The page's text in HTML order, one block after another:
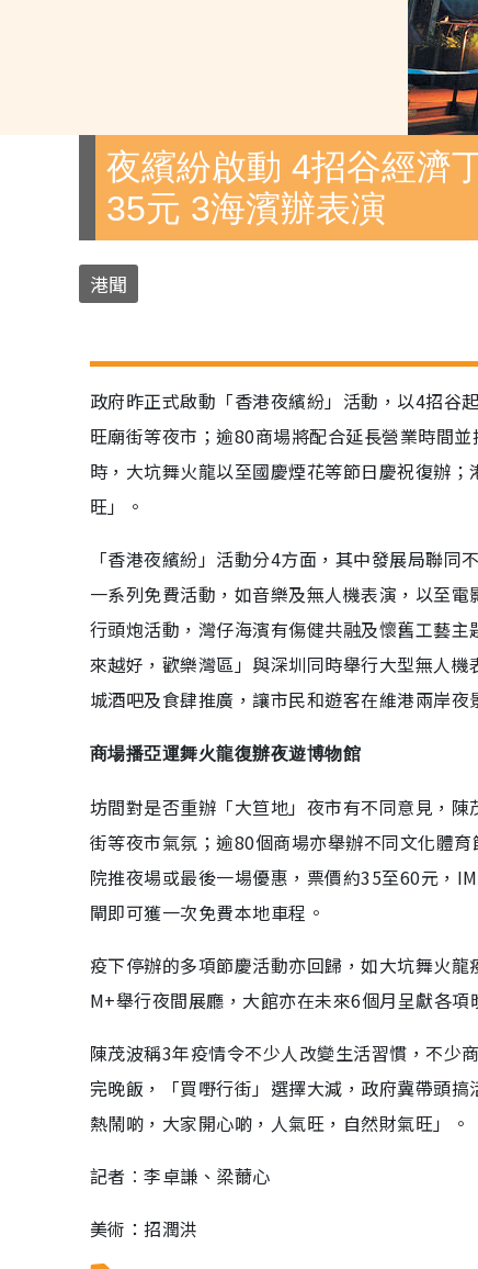
夜繽紛啟動 4招谷經濟
35元 3海濱辦表演
港聞
政府昨正式啟動「香港夜繽紛」活動，以4招谷
旺廟街等夜市；逾80商場將配合延長營業時間
時，大坑舞火龍以至國慶煙花等節日慶祝復辦
旺」。
「香港夜繽紛」活動分4方面，其中發展局聯
一系列免費活動，如音樂及無人機表演，以至
行頭炮活動，灣仔海濱有傷健共融及懷舊工藝
來越好，歡樂灣區」與深圳同時舉行大型無人
城酒吧及食肆推廣，讓市民和遊客在維港兩岸夜
商場播亞運舞火龍復辦夜遊博物館
坊間對是否重辦「大笪地」夜市有不同意見，
街等夜市氣氛；逾80個商場亦舉辦不同文化體
院推夜場或最後一場優惠，票價約35至60元，
閘即可獲一次免費本地車程。
疫下停辦的多項節慶活動亦回歸，如大坑舞火
M+舉行夜間展廳，大館亦在未來6個月呈獻各項
陳茂波稱3年疫情令不少人改變生活習慣，不少
完晚飯，「買嘢行街」選擇大減，政府冀帶頭
熱鬧啲，大家開心啲，人氣旺，自然財氣旺」。
記者︰李卓謙、梁薾心
美術：招潤洪